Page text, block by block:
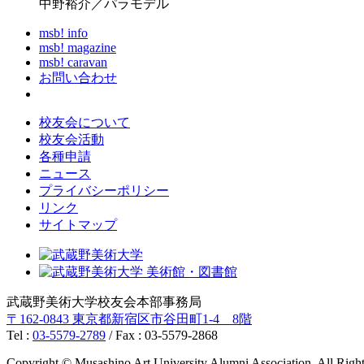
中野裕介／パラモデル
msb! info
msb! magazine
msb! caravan
お問い合わせ
校友会について
校友会活動
各種申請
ニュース
プライバシーポリシー
リンク
サイトマップ
武蔵野美術大学校友会本部事務局
〒162-0843 東京都新宿区市谷田町1-4 8階
Tel : 03-5579-2789 / Fax : 03-5579-2868